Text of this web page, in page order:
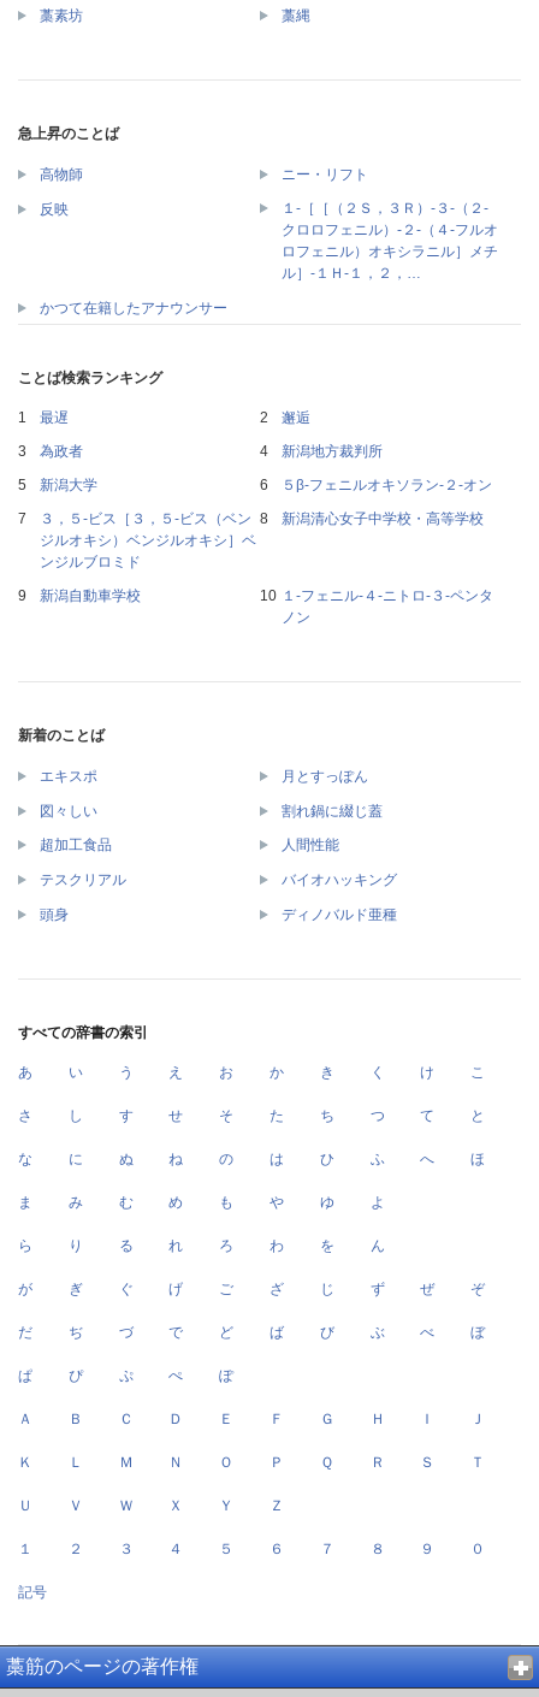
藁素坊 藁縄
急上昇のことば
高物師 ニー・リフト
反映
１‐［［（２Ｓ，３Ｒ）‐３‐（２‐
クロロフェニル）‐２‐（４‐フルオ
ロフェニル）オキシラニル］メチ
ル］‐１Ｈ‐１，２，…
かつて在籍したアナウンサー
ことば検索ランキング
最遅
邂逅
為政者
新潟地方裁判所
新潟大学
５β‐フェニルオキソラン‐２‐オン
３，５‐ビス［３，５‐ビス（ベン
ジルオキシ）ベンジルオキシ］ベ
ンジルブロミド
新潟清心女子中学校・高等学校
新潟自動車学校
１‐フェニル‐４‐ニトロ‐３‐ペンタ
ノン
新着のことば
エキスポ 月とすっぽん
図々しい 割れ鍋に綴じ蓋
超加工食品 人間性能
テスクリアル バイオハッキング
頭身 ディノバルド亜種
すべての辞書の索引
あ い う え お か き く け こ
さ し す せ そ た ち つ て と
な に ぬ ね の は ひ ふ へ ほ
ま み む め も や ゆ よ
ら り る れ ろ わ を ん
が ぎ ぐ げ ご ざ じ ず ぜ ぞ
だ ぢ づ で ど ば び ぶ べ ぼ
ぱ ぴ ぷ ぺ ぽ
Ａ Ｂ Ｃ Ｄ Ｅ Ｆ Ｇ Ｈ Ｉ Ｊ
Ｋ Ｌ Ｍ Ｎ Ｏ Ｐ Ｑ Ｒ Ｓ Ｔ
Ｕ Ｖ Ｗ Ｘ Ｙ Ｚ
１ ２ ３ ４ ５ ６ ７ ８ ９ ０
記号
藁筋のページの著作権